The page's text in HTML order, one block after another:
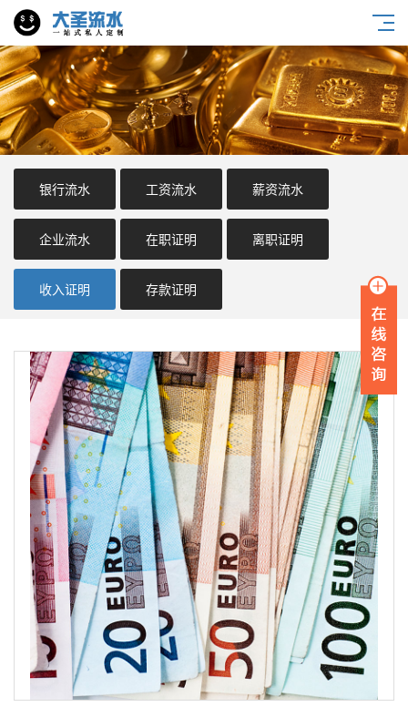
银行流水 工资流水 薪资流水
企业流水 在职证明 离职证明
收入证明 存款证明